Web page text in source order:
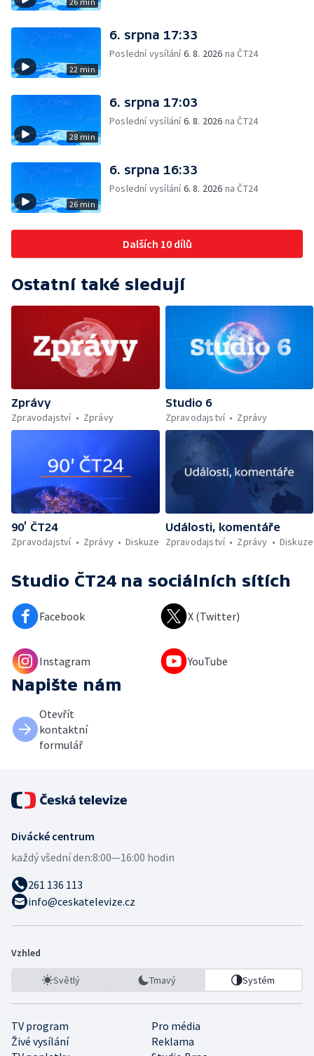
22 min
6. srpna 17:33
Poslední vysílání6. 8. 2026 na ČT24
28 min
6. srpna 17:03
Poslední vysílání6. 8. 2026 na ČT24
26 min
6. srpna 16:33
Poslední vysílání6. 8. 2026 na ČT24
Dalších 10 dílů
Ostatní také sledují
Zprávy
Zpravodajství
Zprávy
Studio 6
Zpravodajství
Zprávy
90’ ČT24
Zpravodajství
Zprávy Diskuze
Události, komentáře
Zpravodajství
Zprávy Diskuze
Studio ČT24 na sociálních sítích
Facebook X (Twitter)
Instagram YouTube
Napište nám
Otevřít
kontaktní
formulář
Divácké centrum
každý všední den:8:00—16:00 hodin
261 136 113
info@ceskatelevize.cz
Vzhled
Světlý Tmavý Systém
TV program
Pro média
Živé vysílání
Reklama